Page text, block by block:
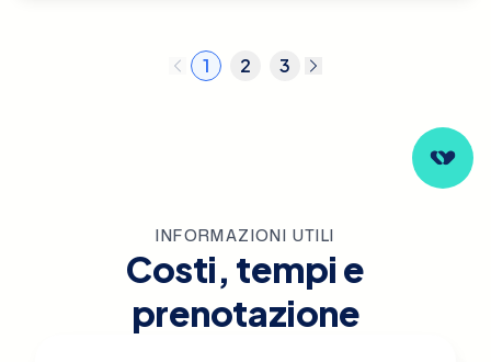
1 2 3
INFORMAZIONI UTILI
Costi, tempi e
prenotazione